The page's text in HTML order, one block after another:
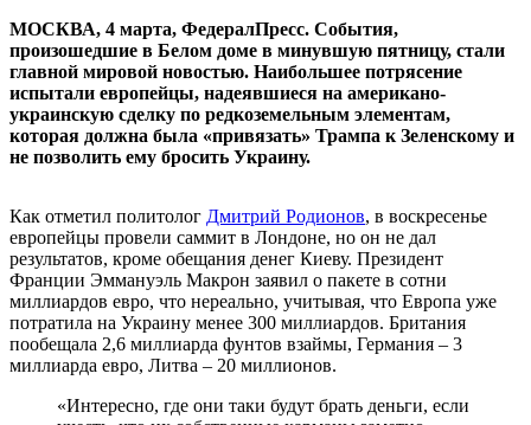
МОСКВА, 4 марта, ФедералПресс. События,
произошедшие в Белом доме в минувшую пятницу, стали
главной мировой новостью. Наибольшее потрясение
испытали европейцы, надеявшиеся на американо-
украинскую сделку по редкоземельным элементам,
которая должна была «привязать» Трампа к Зеленскому и
не позволить ему бросить Украину.
Как отметил политолог Дмитрий Родионов, в воскресенье
европейцы провели саммит в Лондоне, но он не дал
результатов, кроме обещания денег Киеву. Президент
Франции Эммануэль Макрон заявил о пакете в сотни
миллиардов евро, что нереально, учитывая, что Европа уже
потратила на Украину менее 300 миллиардов. Британия
пообещала 2,6 миллиарда фунтов взаймы, Германия – 3
миллиарда евро, Литва – 20 миллионов.
«Интересно, где они таки будут брать деньги, если